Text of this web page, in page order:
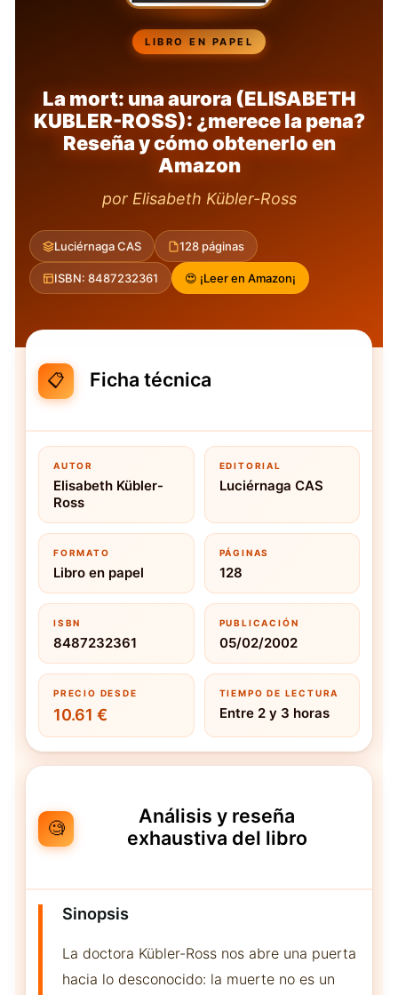
LIBRO EN PAPEL
La mort: una aurora (ELISABETH
KUBLER-ROSS): ¿merece la pena?
Reseña y cómo obtenerlo en
Amazon
por Elisabeth Kübler-Ross
Luciérnaga CAS 128 páginas
ISBN: 8487232361 😍 ¡Leer en Amazon¡
📋 Ficha técnica
AUTOR
Elisabeth Kübler-
Ross
EDITORIAL
Luciérnaga CAS
FORMATO
Libro en papel
PÁGINAS
128
ISBN
8487232361
PUBLICACIÓN
05/02/2002
PRECIO DESDE
10.61 €
TIEMPO DE LECTURA
Entre 2 y 3 horas
🧐
Análisis y reseña
exhaustiva del libro
Sinopsis
La doctora Kübler-Ross nos abre una puerta
hacia lo desconocido: la muerte no es un